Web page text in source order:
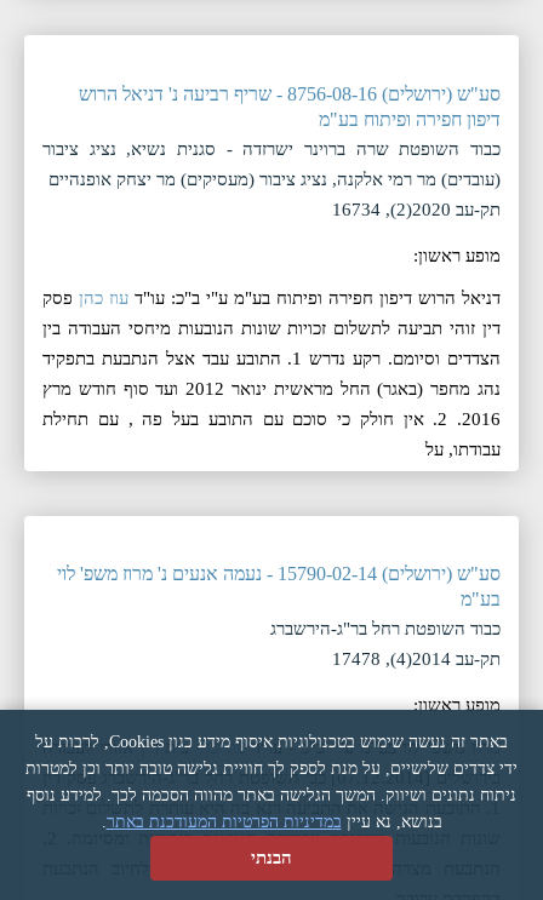
סע"ש (ירושלים) 8756-08-16 - שריף רביעה נ' דניאל הרוש
דיפון חפירה ופיתוח בע"מ
כבוד השופטת שרה ברוינר ישרזדה - סגנית נשיא, נציג ציבור
(עובדים) מר רמי אלקנה, נציג ציבור (מעסיקים) מר יצחק אופנהיים
תק-עב 2020(2), 16734
מופע ראשון:
דניאל הרוש דיפון חפירה ופיתוח בע"מ ע"י ב"כ: עו"ד עוז כהן פסק
דין זוהי תביעה לתשלום זכויות שונות הנובעות מיחסי העבודה בין
הצדדים וסיומם. רקע נדרש 1. התובע עבד אצל הנתבעת בתפקיד
נהג מחפר (באגר) החל מראשית ינואר 2012 ועד סוף חודש מרץ
2016. 2. אין חולק כי סוכם עם התובע בעל פה , עם תחילת
עבודתו, על
סע"ש (ירושלים) 15790-02-14 - נעמה אנעים נ' מרוז משפ' לוי
בע"מ
כבוד השופטת רחל בר"ג-הירשברג
תק-עב 2014(4), 17478
מופע ראשון:
מרוז משפ' לוי בע"מ ע"י ב"כ - עו"דעוז כהן בית דין אזורי לעבודה
בירושלים [07.12.2014] כב' השופטת רחל בר"ג-הירשברג פסק דין
1. התובעת הגישה את התביעה דנא בה היא עותרת לתשלום זכויות
הנתבעת מצדה הגישה כתב הגנה וכן בקשה לחיוב הנתבעת
באתר זה נעשה שימוש בטכנולוגיות איסוף מידע כגון Cookies, לרבות על
ידי צדדים שלישיים, על מנת לספק לך חוויית גלישה טובה יותר וכן למטרות
ניתוח נתונים ושיווק. המשך הגלישה באתר מהווה הסכמה לכך. למידע נוסף
בנושא, נא עיין במדיניות הפרטיות המעודכנת באתר.
הבנתי